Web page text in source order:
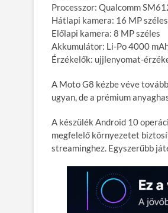
Processzor: Qualcomm
Hátlapi kamera: 16 MP
Előlapi kamera: 8 MP széles
Akkumulátor: Li-Po 4000
Érzékelők: ujjlenyomat-
A Moto G8 kézbe véve
ugyan, de a prémium
A készülék Android 10
megfelelő környezetet
streaminghez. Egyszerűbb